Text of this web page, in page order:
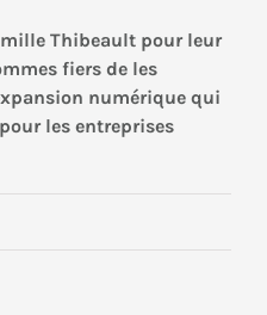
Thibeault pour leur
fiers de les
numérique qui
les entreprises